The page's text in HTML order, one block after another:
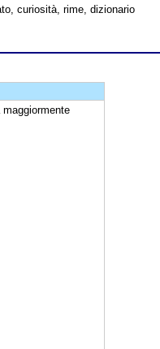
curiosità, rime, dizionario